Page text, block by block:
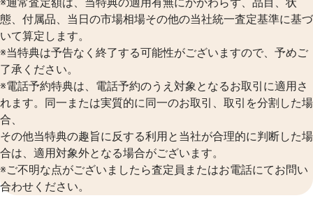
態、付属品、当日の市場相場その他の当社統一査定基準に基づ
いて算定します。
※当特典は予告なく終了する可能性がございますので、予めご
了承ください。
※電話予約特典は、電話予約のうえ対象となるお取引に適用さ
れます。同一または実質的に同一のお取引、取引を分割した場
合、
その他当特典の趣旨に反する利用と当社が合理的に判断した場
合は、適用対象外となる場合がございます。
※ご不明な点がございましたら査定員またはお電話にてお問い
合わせください。